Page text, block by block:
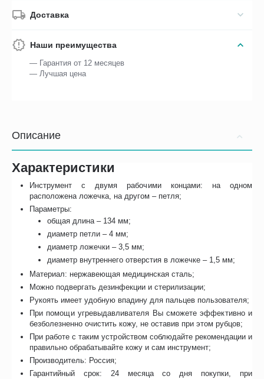
Доставка
Наши преимущества
— Гарантия от 12 месяцев
— Лучшая цена
Описание
Характеристики
Инструмент с двумя рабочими концами: на одном
расположена ложечка, на другом – петля;
Параметры:
общая длина – 134 мм;
диаметр петли – 4 мм;
диаметр ложечки – 3,5 мм;
диаметр внутреннего отверстия в ложечке – 1,5 мм;
Материал: нержавеющая медицинская сталь;
Можно подвергать дезинфекции и стерилизации;
Рукоять имеет удобную впадину для пальцев пользователя;
При помощи угревыдавливателя Вы сможете эффективно и
безболезненно очистить кожу, не оставив при этом рубцов;
При работе с таким устройством соблюдайте рекомендации и
правильно обрабатывайте кожу и сам инструмент;
Производитель: Россия;
Гарантийный срок: 24 месяца со дня покупки, при